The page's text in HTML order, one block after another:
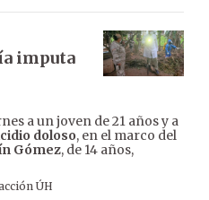
imputa
a un joven de 21 años y a
doloso, en el marco del
Gómez, de 14 años,
ÚH